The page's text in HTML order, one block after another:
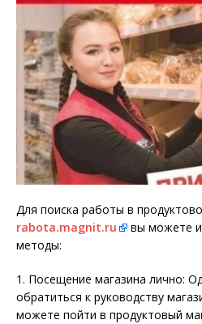
Для поиска работы в
rabota.magnit.ru
вы можете
методы:
1. Посещение магазина лично:
обратиться к руководству
можете пойти в продуктовый